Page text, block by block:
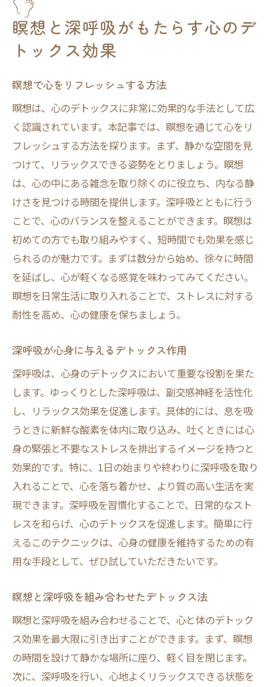
瞑想と深呼吸がもたらす心のデ
トックス効果
瞑想で心をリフレッシュする方法
瞑想は、心のデトックスに非常に効果的な手法として広
く認識されています。本記事では、瞑想を通じて心をリ
フレッシュする方法を探ります。まず、静かな空間を見
つけて、リラックスできる姿勢をとりましょう。瞑想
は、心の中にある雑念を取り除くのに役立ち、内なる静
けさを見つける時間を提供します。深呼吸とともに行う
ことで、心のバランスを整えることができます。瞑想は
初めての方でも取り組みやすく、短時間でも効果を感じ
られるのが魅力です。まずは数分から始め、徐々に時間
を延ばし、心が軽くなる感覚を味わってみてください。
瞑想を日常生活に取り入れることで、ストレスに対する
耐性を高め、心の健康を保ちましょう。
深呼吸が心身に与えるデトックス作用
深呼吸は、心身のデトックスにおいて重要な役割を果た
します。ゆっくりとした深呼吸は、副交感神経を活性化
し、リラックス効果を促進します。具体的には、息を吸
うときに新鮮な酸素を体内に取り込み、吐くときには心
身の緊張と不要なストレスを排出するイメージを持つと
効果的です。特に、1日の始まりや終わりに深呼吸を取り
入れることで、心を落ち着かせ、より質の高い生活を実
現できます。深呼吸を習慣化することで、日常的なスト
レスを和らげ、心のデトックスを促進します。簡単に行
えるこのテクニックは、心身の健康を維持するための有
用な手段として、ぜひ試していただきたいです。
瞑想と深呼吸を組み合わせたデトックス法
瞑想と深呼吸を組み合わせることで、心と体のデトック
ス効果を最大限に引き出すことができます。まず、瞑想
の時間を設けて静かな場所に座り、軽く目を閉じます。
次に、深呼吸を行い、心地よくリラックスできる状態を